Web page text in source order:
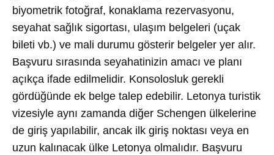
biyometrik fotoğraf, konaklama rezervasyonu,
seyahat sağlık sigortası, ulaşım belgeleri (uçak
bileti vb.) ve mali durumu gösterir belgeler yer alır.
Başvuru sırasında seyahatinizin amacı ve planı
açıkça ifade edilmelidir. Konsolosluk gerekli
gördüğünde ek belge talep edebilir. Letonya turistik
vizesiyle aynı zamanda diğer Schengen ülkelerine
de giriş yapılabilir, ancak ilk giriş noktası veya en
uzun kalınacak ülke Letonya olmalıdır. Başvuru